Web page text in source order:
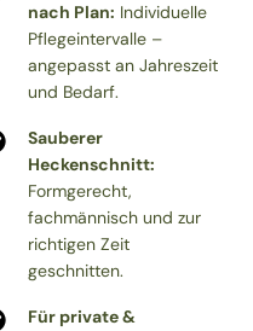
nach Plan: Individuelle
Pflegeintervalle –
angepasst an Jahreszeit
und Bedarf.
Sauberer
Heckenschnitt:
Formgerecht,
fachmännisch und zur
richtigen Zeit
geschnitten.
Für private &